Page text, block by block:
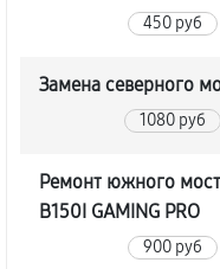
450 руб
Замена северного
1080 руб
Ремонт южного
B150I GAMING PRO
900 руб